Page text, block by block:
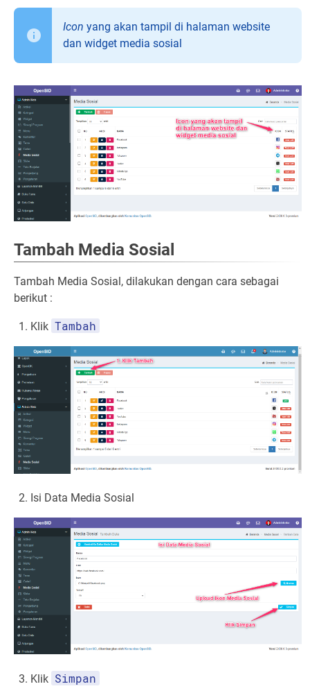
Icon yang akan tampil di halaman website
dan widget media sosial
Tambah Media Sosial
Tambah Media Sosial, dilakukan dengan cara sebagai
berikut :
Klik Tambah
Isi Data Media Sosial
Klik Simpan